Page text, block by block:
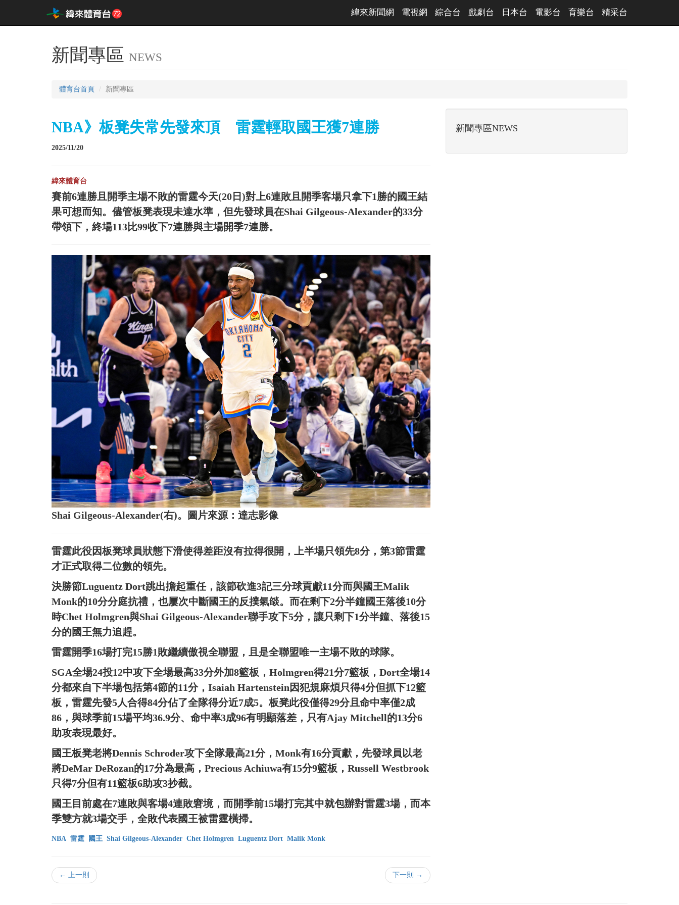
緯來新聞網 電視網 綜合台 戲劇台 日本台 電影台 育樂台 精采台
新聞專區 NEWS
體育台首頁 新聞專區
NBA》板凳失常先發來頂 雷霆輕取國王獲7連勝
2025/11/20
緯來體育台
賽前6連勝且開季主場不敗的雷霆今天(20日)對上6連敗且開季客場只拿下1勝的國王結
果可想而知。儘管板凳表現未達水準，但先發球員在Shai Gilgeous-Alexander的33分
帶領下，終場113比99收下7連勝與主場開季7連勝。
Shai Gilgeous-Alexander(右)。圖片來源：達志影像
雷霆此役因板凳球員狀態下滑使得差距沒有拉得很開，上半場只領先8分，第3節雷霆
才正式取得二位數的領先。
決勝節Luguentz Dort跳出擔起重任，該節砍進3記三分球貢獻11分而與國王Malik
Monk的10分分庭抗禮，也屢次中斷國王的反撲氣燄。而在剩下2分半鐘國王落後10分
時Chet Holmgren與Shai Gilgeous-Alexander聯手攻下5分，讓只剩下1分半鐘、落後15
分的國王無力追趕。
雷霆開季16場打完15勝1敗繼續傲視全聯盟，且是全聯盟唯一主場不敗的球隊。
SGA全場24投12中攻下全場最高33分外加8籃板，Holmgren得21分7籃板，Dort全場14
分都來自下半場包括第4節的11分，Isaiah Hartenstein因犯規麻煩只得4分但抓下12籃
板，雷霆先發5人合得84分佔了全隊得分近7成5。板凳此役僅得29分且命中率僅2成
86，與球季前15場平均36.9分、命中率3成96有明顯落差，只有Ajay Mitchell的13分6
助攻表現最好。
國王板凳老將Dennis Schroder攻下全隊最高21分，Monk有16分貢獻，先發球員以老
將DeMar DeRozan的17分為最高，Precious Achiuwa有15分9籃板，Russell Westbrook
只得7分但有11籃板6助攻3抄截。
國王目前處在7連敗與客場4連敗窘境，而開季前15場打完其中就包辦對雷霆3場，而本
季雙方就3場交手，全敗代表國王被雷霆橫掃。
NBA 雷霆 國王 Shai Gilgeous-Alexander Chet Holmgren Luguentz Dort Malik Monk
← 上一則 下一則 →
新聞專區NEWS